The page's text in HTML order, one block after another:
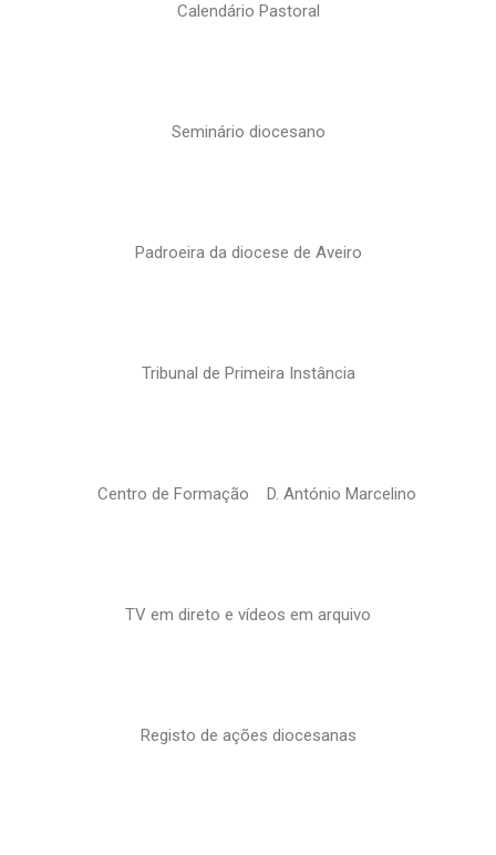
Calendário Pastoral
Seminário diocesano
Padroeira da diocese de Aveiro
Tribunal de Primeira Instância
Centro de Formação D. António Marcelino
TV em direto e vídeos em arquivo
Registo de ações diocesanas